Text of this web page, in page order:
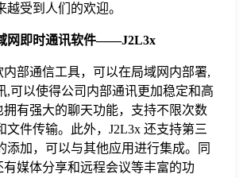
越受到人们的欢迎。
网即时通讯软件——J2L3x
内部通信工具，可以在局域网内部署,
,可以使得公司内部通讯更加稳定和高
拥有强大的聊天功能，支持不限次数
文件传输。此外，J2L3x 还支持第三
添加，可以与其他应用进行集成。同
有媒体分享和远程会议等丰富的功